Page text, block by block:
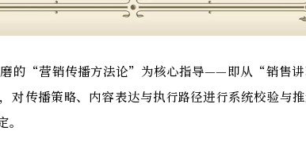
磨的“营销传播方法论”为核心指导——即从“销售讲
对传播策略、内容表达与执行路径进行系统校验与
。